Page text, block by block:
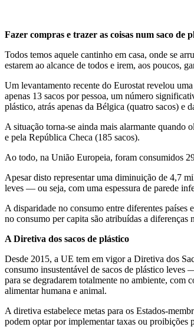
Fazer compras e trazer as coisas num saco
Todos temos aquele cantinho em casa, onde se
estarem ao alcance de todos e irem, aos poucos,
Um levantamento recente do Eurostat revelou
apenas 13 sacos por pessoa, um número
plástico, atrás apenas da Bélgica (quatro sacos) e
A situação torna-se ainda mais alarmante quando
e pela República Checa (185 sacos).
Ao todo, na União Europeia, foram consumidos
Apesar disto representar uma diminuição de 4,7
leves — ou seja, com uma espessura de parede
A disparidade no consumo entre diferentes países
no consumo per capita são atribuídas a diferenças
A Diretiva dos sacos de plástico
Desde 2015, a UE tem em vigor a Diretiva dos
consumo insustentável de sacos de plástico leves
para se degradarem totalmente no ambiente, com
alimentar humana e animal.
A diretiva estabelece metas para os Estados-
podem optar por implementar taxas ou proibições